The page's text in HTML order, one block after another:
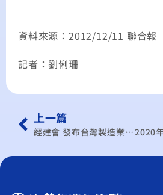
資料來源：2012/12/11 聯合報
記者：劉俐珊
上一篇
經建會 發布台灣製造業PMI